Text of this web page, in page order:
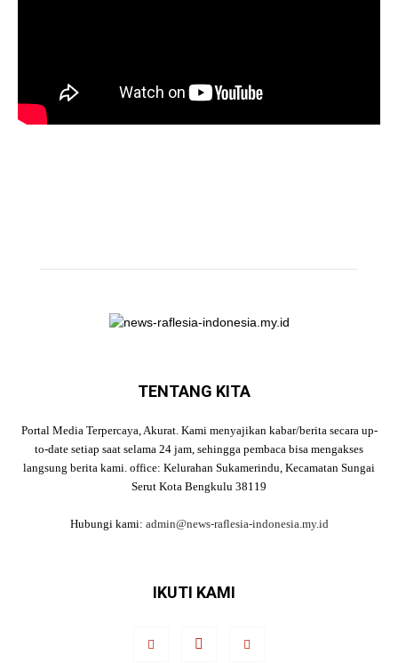
TENTANG KITA
Portal Media Terpercaya, Akurat. Kami menyajikan kabar/berita secara up-
to-date setiap saat selama 24 jam, sehingga pembaca bisa mengakses
langsung berita kami. office: Kelurahan Sukamerindu, Kecamatan Sungai
Serut Kota Bengkulu 38119
Hubungi kami: admin@news-raflesia-indonesia.my.id
IKUTI KAMI